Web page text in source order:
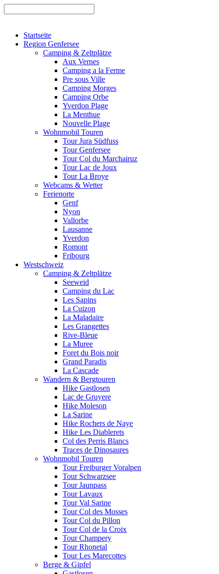
Startseite
Region Genfersee
Camping & Zeltplätze
Aux Vernes
Camping a la Ferme
Pre sous Ville
Camping Morges
Camping Orbe
Yverdon Plage
La Menthue
Nouvelle Plage
Wohnmobil Touren
Tour Jura Südfuss
Tour Genfersee
Tour Col du Marchairuz
Tour Lac de Joux
Tour La Broye
Webcams & Wetter
Ferienorte
Genf
Nyon
Vallorbe
Lausanne
Yverdon
Romont
Fribourg
Westschweiz
Camping & Zeltplätze
Seeweid
Camping du Lac
Les Sapins
La Cuizon
La Maladaire
Les Grangettes
Rive-Bleue
La Muree
Foret du Bois noir
Grand Paradis
La Cascade
Wandern & Bergtouren
Hike Gastlosen
Lac de Gruyere
Hike Moleson
La Sarine
Hike Rochers de Naye
Hike Les Diablerets
Col des Perris Blancs
Traces de Dinosaures
Wohnmobil Touren
Tour Freiburger Voralpen
Tour Schwarzsee
Tour Jaunpass
Tour Lavaux
Tour Val Sarine
Tour Col des Mosses
Tour Col du Pillon
Tour Col de la Croix
Tour Champery
Tour Rhonetal
Tour Les Marecottes
Berge & Gipfel